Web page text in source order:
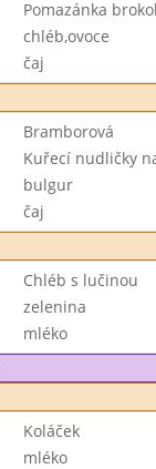
Pomazánka
chléb,ovoce
čaj
Bramborová
Kuřecí nudličky
bulgur
čaj
Chléb s lučinou
zelenina
mléko
Koláček
mléko